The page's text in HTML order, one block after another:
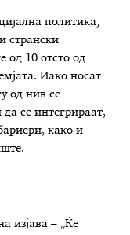
политика,
странски
од 10 отсто од
Иако носат
од нив се
се интегрираат,
како и
изјава – „Ќе